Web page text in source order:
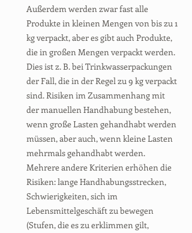
Außerdem werden zwar fast alle
Produkte in kleinen Mengen von bis zu 1
kg verpackt, aber es gibt auch Produkte,
die in großen Mengen verpackt werden.
Dies ist z. B. bei Trinkwasserpackungen
der Fall, die in der Regel zu 9 kg verpackt
sind. Risiken im Zusammenhang mit
der manuellen Handhabung bestehen,
wenn große Lasten gehandhabt werden
müssen, aber auch, wenn kleine Lasten
mehrmals gehandhabt werden.
Mehrere andere Kriterien erhöhen die
Risiken: lange Handhabungsstrecken,
Schwierigkeiten, sich im
Lebensmittelgeschäft zu bewegen
(Stufen, die es zu erklimmen gilt,